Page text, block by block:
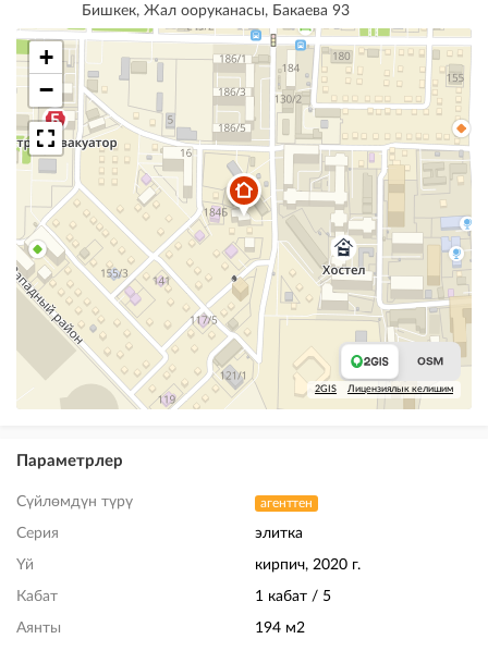
Бишкек, Жал ооруканасы, Бакаева 93
+
−
2GIS Лицензиялык келишим
Параметрлер
Сүйлөмдүн түрү агенттен
Серия элитка
Үй кирпич, 2020 г.
Кабат 1 кабат / 5
Аянты 194 м2